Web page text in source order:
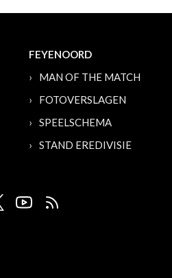
FEYENOORD
MAN OF THE MATCH
FOTOVERSLAGEN
SPEELSCHEMA
STAND EREDIVISIE